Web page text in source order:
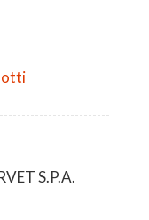
S.P.A.